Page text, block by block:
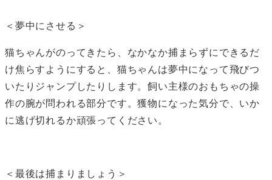
＜夢中にさせる＞
猫ちゃんがのってきたら、なかなか捕まらずにできるだ
け焦らすようにすると、猫ちゃんは夢中になって飛びつ
いたりジャンプしたりします。飼い主様のおもちゃの操
作の腕が問われる部分です。獲物になった気分で、いか
に逃げ切れるか頑張ってください。
＜最後は捕まりましょう＞